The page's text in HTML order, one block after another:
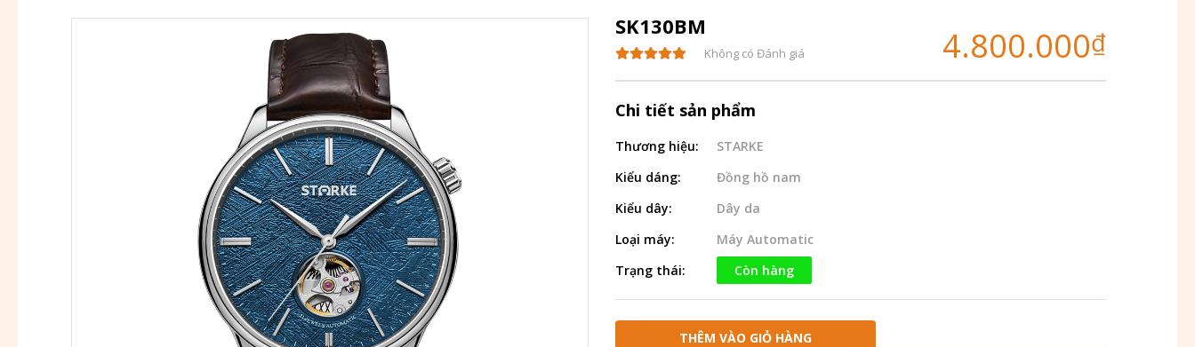
SK130BM
Không có Đánh giá 4.800.000₫
Chi tiết sản phẩm
Thương hiệu:
STARKE
Kiểu dáng:
Đồng hồ nam
Kiểu dây:
Dây da
Loại máy:
Máy Automatic
Trạng thái:
Còn hàng
THÊM VÀO GIỎ HÀNG